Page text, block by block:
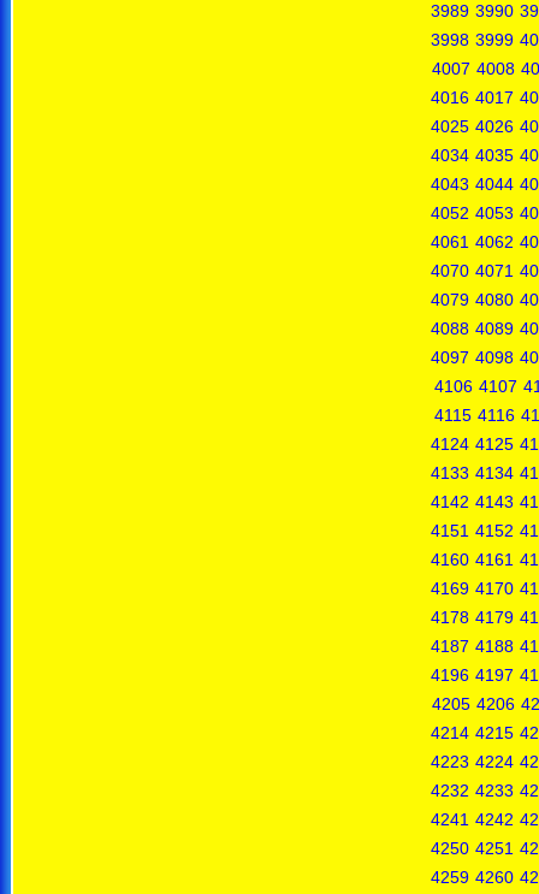
3989 3990
3998 3999
4007 4008
4016 4017
4025 4026
4034 4035
4043 4044
4052 4053
4061 4062
4070 4071
4079 4080
4088 4089
4097 4098
4106 4107
4115 4116
4124 4125
4133 4134
4142 4143
4151 4152
4160 4161
4169 4170
4178 4179
4187 4188
4196 4197
4205 4206
4214 4215
4223 4224
4232 4233
4241 4242
4250 4251
4259 4260